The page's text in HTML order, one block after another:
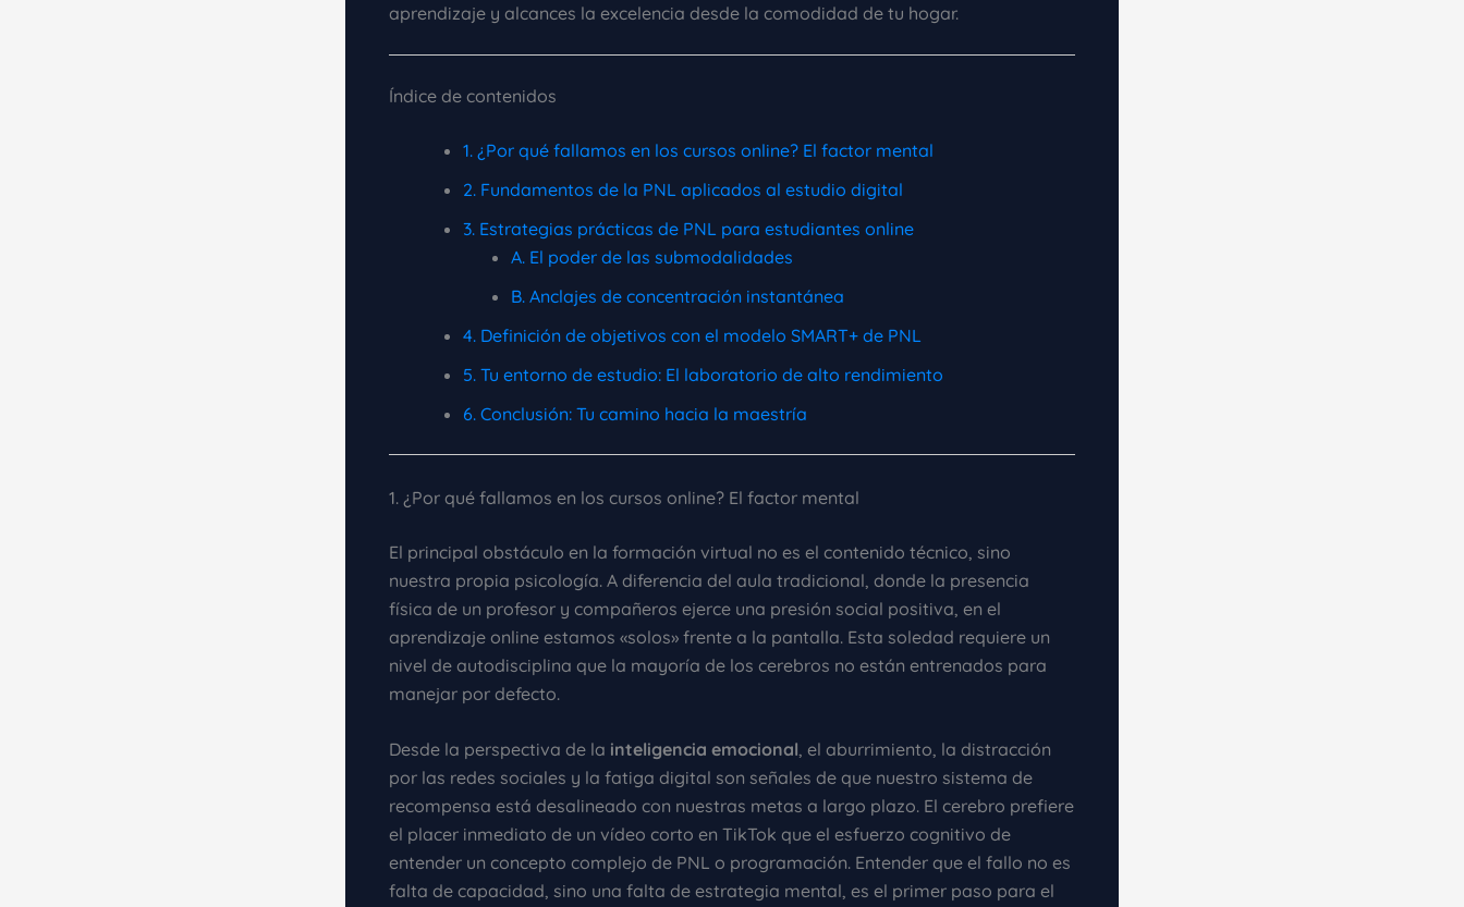
aprendizaje y alcances la excelencia desde la comodidad de tu hogar.
Índice de contenidos
1. ¿Por qué fallamos en los cursos online? El factor mental
2. Fundamentos de la PNL aplicados al estudio digital
3. Estrategias prácticas de PNL para estudiantes online
A. El poder de las submodalidades
B. Anclajes de concentración instantánea
4. Definición de objetivos con el modelo SMART+ de PNL
5. Tu entorno de estudio: El laboratorio de alto rendimiento
6. Conclusión: Tu camino hacia la maestría
1. ¿Por qué fallamos en los cursos online? El factor mental
El principal obstáculo en la formación virtual no es el contenido técnico, sino
nuestra propia psicología. A diferencia del aula tradicional, donde la presencia
física de un profesor y compañeros ejerce una presión social positiva, en el
aprendizaje online estamos «solos» frente a la pantalla. Esta soledad requiere un
nivel de autodisciplina que la mayoría de los cerebros no están entrenados para
manejar por defecto.
Desde la perspectiva de la inteligencia emocional, el aburrimiento, la distracción
por las redes sociales y la fatiga digital son señales de que nuestro sistema de
recompensa está desalineado con nuestras metas a largo plazo. El cerebro prefiere
el placer inmediato de un vídeo corto en TikTok que el esfuerzo cognitivo de
entender un concepto complejo de PNL o programación. Entender que el fallo no es
falta de capacidad, sino una falta de estrategia mental, es el primer paso para el